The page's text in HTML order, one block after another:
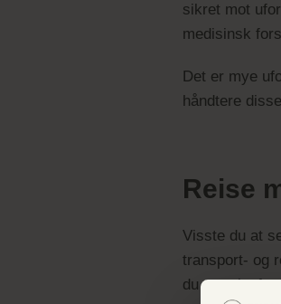
sikret mot
medisinsk
Det er mye
håndtere
Reise
Visste du at
transport- og
du av